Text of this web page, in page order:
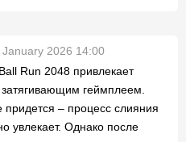
January 2026 14:00
Run 2048 привлекает
геймплеем.
придется – процесс слияния
увлекает. Однако после